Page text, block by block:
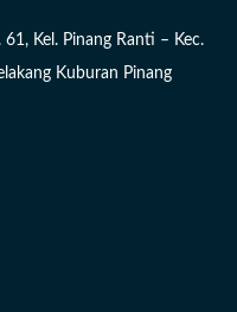
Kel. Pinang Ranti – Kec.
Kuburan Pinang